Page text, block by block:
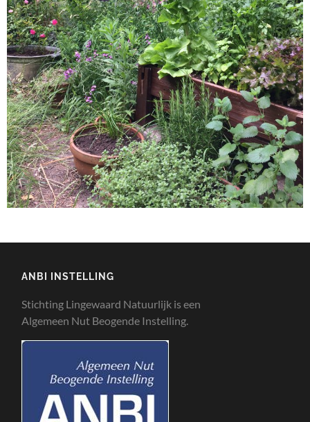
ANBI INSTELLING
Stichting Lingewaard Natuurlijk is een
Algemeen Nut Beogende Instelling.